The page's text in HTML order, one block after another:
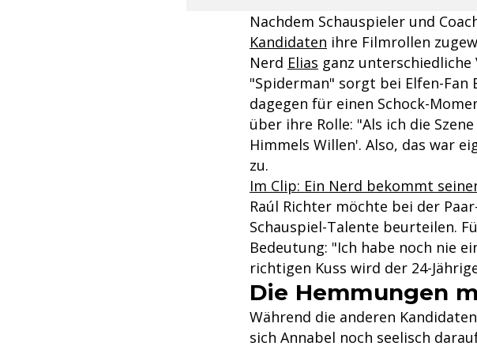
Nachdem Schauspieler und
Kandidaten ihre Filmrollen
Nerd Elias ganz unterschiedliche
"Spiderman" sorgt bei Elfen-
dagegen für einen Schock-
über ihre Rolle: "Als ich die
Himmels Willen'. Also, das war
zu.
Im Clip: Ein Nerd bekommt
Raúl Richter möchte bei der
Schauspiel-Talente beurteilen.
Bedeutung: "Ich habe noch nie
richtigen Kuss wird der 24-
Die Hemmungen
Während die anderen
sich Annabel noch seelisch